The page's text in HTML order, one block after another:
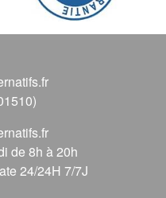
de 8h à 20h
24/24H 7/7J